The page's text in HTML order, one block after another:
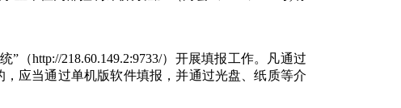
（http://218.60.149.2:9733/）开展填报工作。凡通过
应当通过单机版软件填报，并通过光盘、纸质等介